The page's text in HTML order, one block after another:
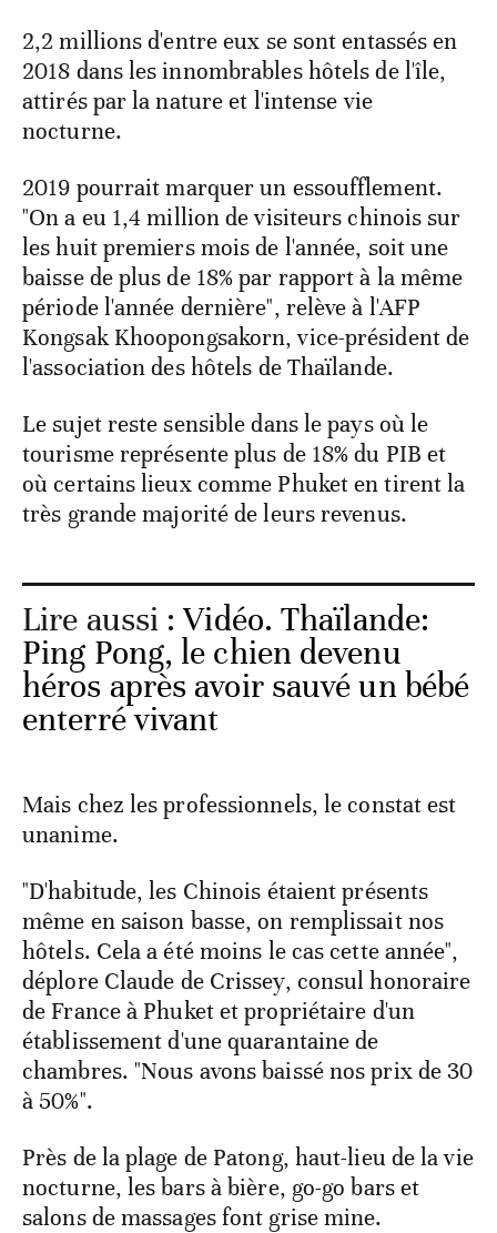
2,2 millions d'entre eux se sont entassés en
2018 dans les innombrables hôtels de l'île,
attirés par la nature et l'intense vie
nocturne.
2019 pourrait marquer un essoufflement.
"On a eu 1,4 million de visiteurs chinois sur
les huit premiers mois de l'année, soit une
baisse de plus de 18% par rapport à la même
période l'année dernière", relève à l'AFP
Kongsak Khoopongsakorn, vice-président de
l'association des hôtels de Thaïlande.
Le sujet reste sensible dans le pays où le
tourisme représente plus de 18% du PIB et
où certains lieux comme Phuket en tirent la
très grande majorité de leurs revenus.
Lire aussi :Vidéo. Thaïlande:
Ping Pong, le chien devenu
héros après avoir sauvé un bébé
enterré vivant
Mais chez les professionnels, le constat est
unanime.
"D'habitude, les Chinois étaient présents
même en saison basse, on remplissait nos
hôtels. Cela a été moins le cas cette année",
déplore Claude de Crissey, consul honoraire
de France à Phuket et propriétaire d'un
établissement d'une quarantaine de
chambres. "Nous avons baissé nos prix de 30
à 50%".
Près de la plage de Patong, haut-lieu de la vie
nocturne, les bars à bière, go-go bars et
salons de massages font grise mine.